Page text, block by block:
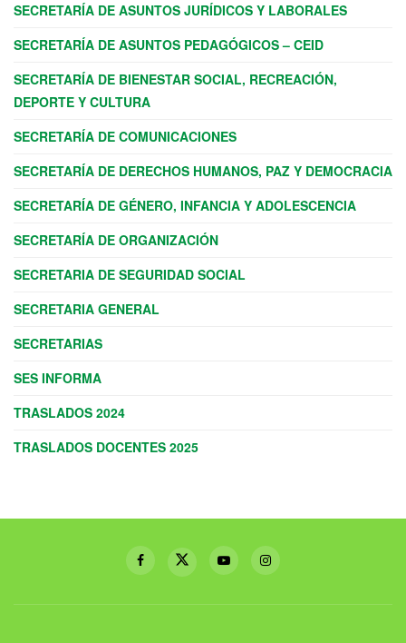
SECRETARÍA DE ASUNTOS JURÍDICOS Y LABORALES
SECRETARÍA DE ASUNTOS PEDAGÓGICOS – CEID
SECRETARÍA DE BIENESTAR SOCIAL, RECREACIÓN,
DEPORTE Y CULTURA
SECRETARÍA DE COMUNICACIONES
SECRETARÍA DE DERECHOS HUMANOS, PAZ Y DEMOCRACIA
SECRETARÍA DE GÉNERO, INFANCIA Y ADOLESCENCIA
SECRETARÍA DE ORGANIZACIÓN
SECRETARIA DE SEGURIDAD SOCIAL
SECRETARIA GENERAL
SECRETARIAS
SES INFORMA
TRASLADOS 2024
TRASLADOS DOCENTES 2025